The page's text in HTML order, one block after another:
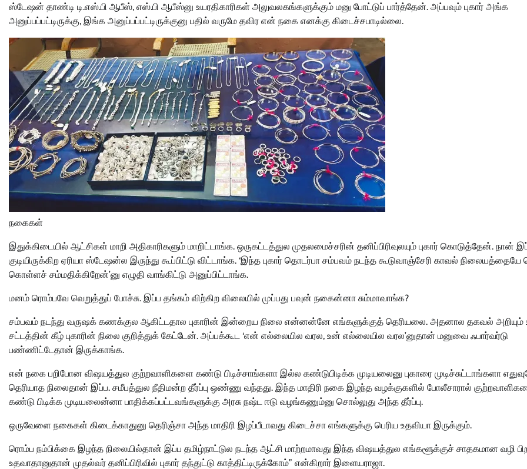
ஸ்டேஷன் தாண்டி டி.எஸ்.பி ஆபீஸ், எஸ்.பி ஆபீஸ்னு உயரதிகாரிகள் அலுவலகங்களுக்கும் மனு போட்டுப் பார்த்தேன். அப்பவும் புகார் அங்க
அனுப்பப்பட்டிருக்கு, இங்க அனுப்பப்பட்டிருக்குனு பதில் வருமே தவிர என் நகை எனக்கு கிடைச்சபாடில்லை.
நகைகள்
இதுக்கிடையில் ஆட்சிகள் மாறி அதிகாரிகளும் மாறிட்டாங்க. ஒருகட்டத்துல முதலமைச்சரின் தனிப்பிரிவுலயும் புகார் கொடுத்தேன். நான்
குடியிருக்கிற ஏரியா ஸ்டேஷன்ல இருந்து கூப்பிட்டு விட்டாங்க. ‘இந்த புகார் தொடர்பா சம்பவம் நடந்த கூடுவாஞ்சேரி காவல் நிலையத்தையே
கொள்ளச் சம்மதிக்கிறேன்’னு எழுதி வாங்கிட்டு அனுப்பிட்டாங்க.
மனம் ரொம்பவே வெறுத்துப் போச்சு. இப்ப தங்கம் விற்கிற விலையில் முப்பது பவுன் நகைன்னா சும்மாவாங்க?
சம்பவம் நடந்து வருஷக் கணக்குல ஆகிட்டதால புகாரின் இன்றைய நிலை என்னன்னே எங்களுக்குத் தெரியலை. அதனால தகவல் அறியும்
சட்டத்தின் கீழ் புகாரின் நிலை குறித்துக் கேட்டேன். அப்பக்கூட ‘என் எல்லையில வரல, உன் எல்லையில வரல’னுதான் மனுவை ஃபார்வர்டு
பண்ணிட்டேதான் இருக்காங்க.
என் நகை பறிபோன விஷயத்துல குற்றவாளிகளை கண்டு பிடிச்சாங்களா இல்ல கண்டுபிடிக்க முடியலைனு புகாரை முடிச்சுட்டாங்களா
தெரியாத நிலைதான் இப்ப. சமீபத்துல நீதிமன்ற தீர்ப்பு ஒண்ணு வந்தது. இந்த மாதிரி நகை இழந்த வழக்குகளில் போலீசாரால்
கண்டு பிடிக்க முடியலைன்னா பாதிக்கப்பட்டவங்களுக்கு அரசு நஷ்ட ஈடு வழங்கணும்னு சொல்லுது அந்த தீர்ப்பு.
ஒருவேளை நகைகள் கிடைக்காதுனு தெரிஞ்சா அந்த மாதிரி இழப்பீடாவது கிடைச்சா எங்களுக்கு பெரிய உதவியா இருக்கும்.
ரொம்ப நம்பிக்கை இழந்த நிலையில்தான் இப்ப தமிழ்நாட்டுல நடந்த ஆட்சி மாற்றமாவது இந்த விஷயத்துல எங்களூக்குச் சாதகமான வழி
உதவாதானுதான் முதல்வர் தனிப்பிரிவில் புகார் தந்துட்டு காத்திட்டிருக்கோம்” என்கிறார் இளையராஜா.